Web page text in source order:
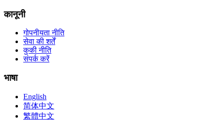
कानूनी
गोपनीयता नीति
सेवा की शर्तें
कुकी नीति
संपर्क करें
भाषा
English
简体中文
繁體中文